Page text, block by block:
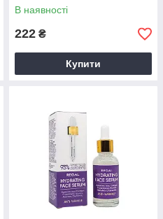
В наявності
222 ₴
Купити